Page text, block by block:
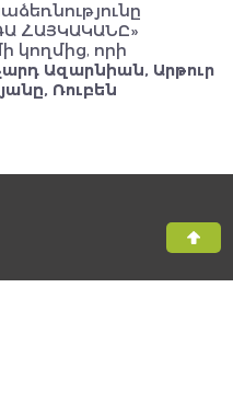
ՀԱՅԿԱԿԱՆԸ»
որի
Ազարնիան, Արթուր
Ռուբեն